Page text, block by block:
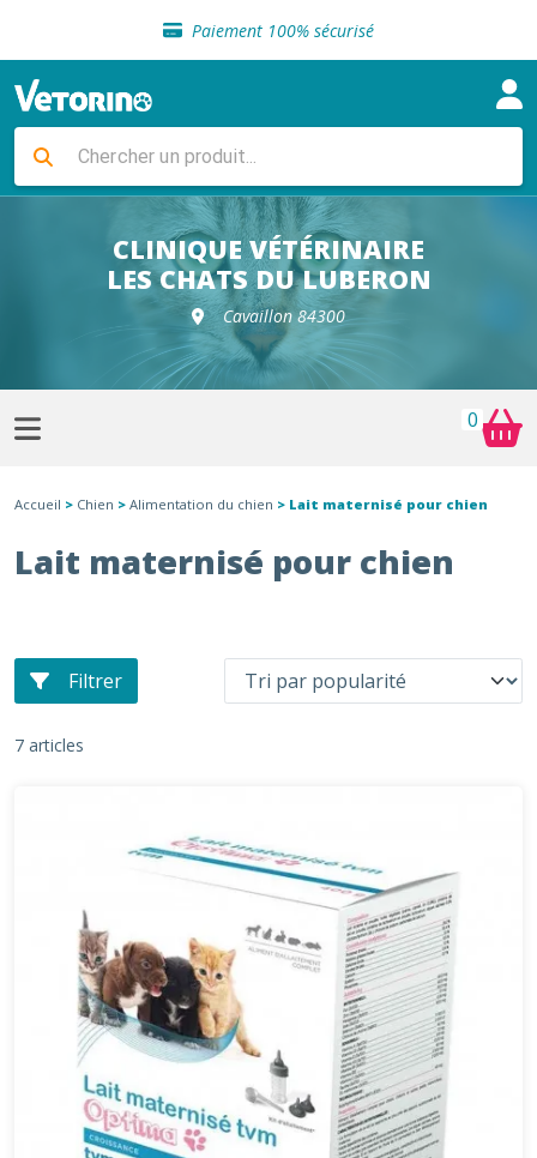
Paiement 100% sécurisé
Livraison gratuite en clinique vétérinaire
Sélection de croquettes vétérinaire
Livraison gratuite en clinique vétérinaire
Retour gratuit en clinique
Sélection de croquettes vétérinaire
CLINIQUE VÉTÉRINAIRE
LES CHATS DU LUBERON
Cavaillon 84300
0
Accueil > Chien > Alimentation du chien > Lait maternisé pour chien
Lait maternisé pour chien
Filtrer
7 articles